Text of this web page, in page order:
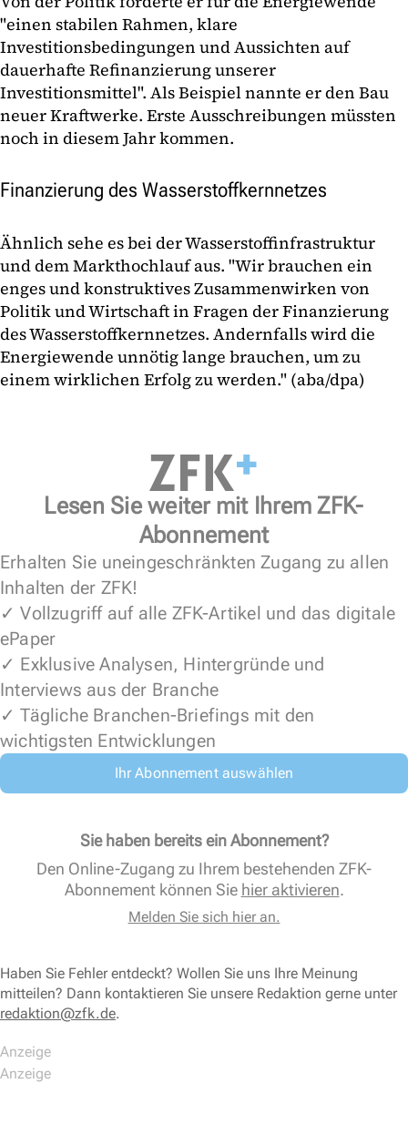
"einen stabilen Rahmen, klare
Investitionsbedingungen und Aussichten auf
dauerhafte Refinanzierung unserer
Investitionsmittel". Als Beispiel nannte er den Bau
neuer Kraftwerke. Erste Ausschreibungen müssten
noch in diesem Jahr kommen.
Finanzierung des Wasserstoffkernnetzes
Ähnlich sehe es bei der Wasserstoffinfrastruktur
und dem Markthochlauf aus. "Wir brauchen ein
enges und konstruktives Zusammenwirken von
Politik und Wirtschaft in Fragen der Finanzierung
des Wasserstoffkernnetzes. Andernfalls wird die
Energiewende unnötig lange brauchen, um zu
einem wirklichen Erfolg zu werden." (aba/dpa)
Lesen Sie weiter mit Ihrem ZFK-
Abonnement
Erhalten Sie uneingeschränkten Zugang zu allen
Inhalten der ZFK!
✓ Vollzugriff auf alle ZFK-Artikel und das digitale
ePaper
✓ Exklusive Analysen, Hintergründe und
Interviews aus der Branche
✓ Tägliche Branchen-Briefings mit den
wichtigsten Entwicklungen
Ihr Abonnement auswählen
Sie haben bereits ein Abonnement?
Den Online-Zugang zu Ihrem bestehenden ZFK-
Abonnement können Sie hier aktivieren.
Melden Sie sich hier an.
Haben Sie Fehler entdeckt? Wollen Sie uns Ihre Meinung
mitteilen? Dann kontaktieren Sie unsere Redaktion gerne unter
redaktion@zfk.de.